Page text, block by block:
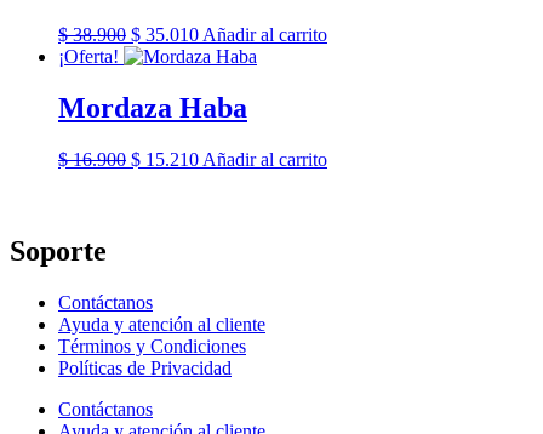
$38.900 El
precio
$ 38.900.
$ 35.010El
precio
es:
$ 35.010.
Añadir al carrito
¡Oferta!
Mordaza Haba
$16.900 El
$ 15.210ElAñadir al carrito
Soporte
Contáctanos
Ayuda y atención al cliente
Términos y Condiciones
Políticas de Privacidad
Contáctanos